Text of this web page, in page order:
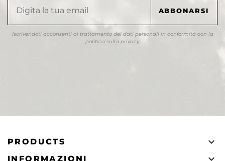
Iscrivendoti acconsenti al trattamento dei dati personali in conformità con la
politica sulla privacy.
PRODUCTS 
INFORMAZIONI